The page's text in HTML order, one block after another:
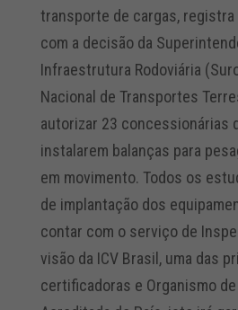
transporte de cargas, registra
com a decisão da
Infraestrutura Rodoviária
Nacional de Transportes
autorizar 23 concessionárias
instalarem balanças para
em movimento. Todos os
de implantação dos
contar com o serviço de
visão da ICV Brasil, uma das
certificadoras e Organismo